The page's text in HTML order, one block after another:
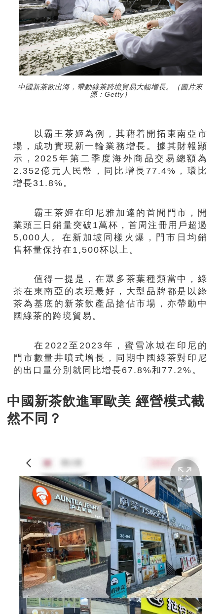
中國新茶飲出海，帶動綠茶跨境貿易大幅增長。（圖片來
源：Getty）
以霸王茶姬為例，其藉着開拓東南亞市
場，成功實現新一輪業務增長。據其財報顯
示，2025年第二季度海外商品交易總額為
2.352億元人民幣，同比增長77.4%，環比
增長31.8%‌。
霸王茶姬在印尼雅加達的首間門市，開
業頭三日銷量突破1萬杯，首周注冊用戶超過
5,000人。在新加坡同樣火爆，門市日均銷
售杯量保持在1,500杯以上。
值得一提是，在眾多茶葉種類當中，綠
茶在東南亞的表現最好，大型品牌都是以綠
茶為基底的新茶飲產品搶佔市場，亦帶動中
國綠茶的跨境貿易。
在2022至2023年，蜜雪冰城在印尼的
門市數量井噴式增長，同期中國綠茶對印尼
的出口量分別就同比增長67.8%和77.2%。
中國新茶飲進軍歐美 經營模式截
然不同？